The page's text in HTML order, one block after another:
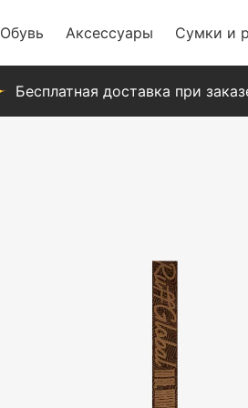
Обувь Аксессуары Сумки и
Бесплатная доставка при